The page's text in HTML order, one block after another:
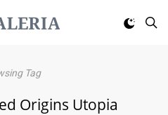
Tag
Origins Utopia